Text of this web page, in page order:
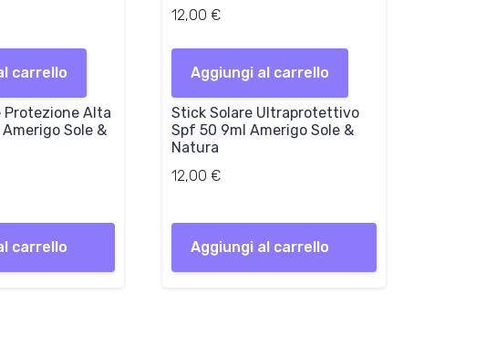
carrello
Protezione Alta
Sole &
carrello
12,00 €
Aggiungi al carrello
Stick Solare Ultraprotettivo
Spf 50 9ml Amerigo Sole &
Natura
12,00 €
Aggiungi al carrello